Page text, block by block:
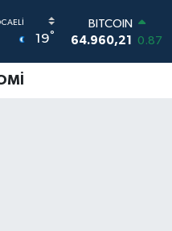
19°
DOLAR
47,7436
0.18